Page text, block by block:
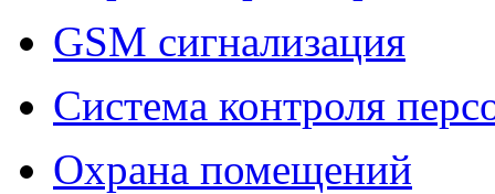
GSM сигнализация
Система контроля
Охрана помещений